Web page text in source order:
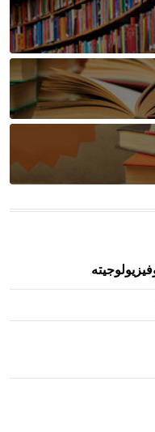
التي ارتبطت
ومصر خاصة، حيث يحرص